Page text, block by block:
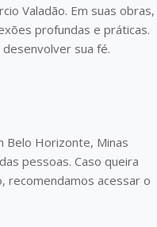
Valadão. Em suas obras,
profundas e práticas.
sua fé.
Belo Horizonte, Minas
pessoas. Caso queira
recomendamos acessar o